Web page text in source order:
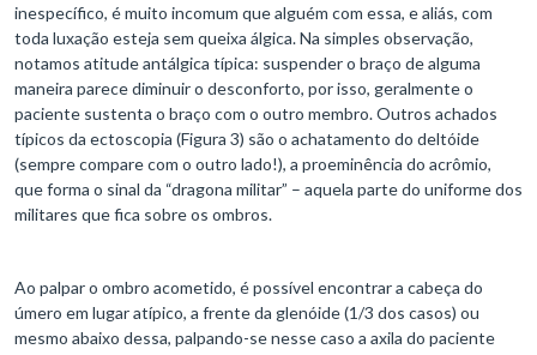
inespecífico, é muito incomum que alguém com essa, e aliás, com
toda luxação esteja sem queixa álgica. Na simples observação,
notamos atitude antálgica típica: suspender o braço de alguma
maneira parece diminuir o desconforto, por isso, geralmente o
paciente sustenta o braço com o outro membro. Outros achados
típicos da ectoscopia (Figura 3) são o achatamento do deltóide
(sempre compare com o outro lado!), a proeminência do acrômio,
que forma o sinal da “dragona militar” – aquela parte do uniforme dos
militares que fica sobre os ombros.
Ao palpar o ombro acometido, é possível encontrar a cabeça do
úmero em lugar atípico, a frente da glenóide (1/3 dos casos) ou
mesmo abaixo dessa, palpando-se nesse caso a axila do paciente